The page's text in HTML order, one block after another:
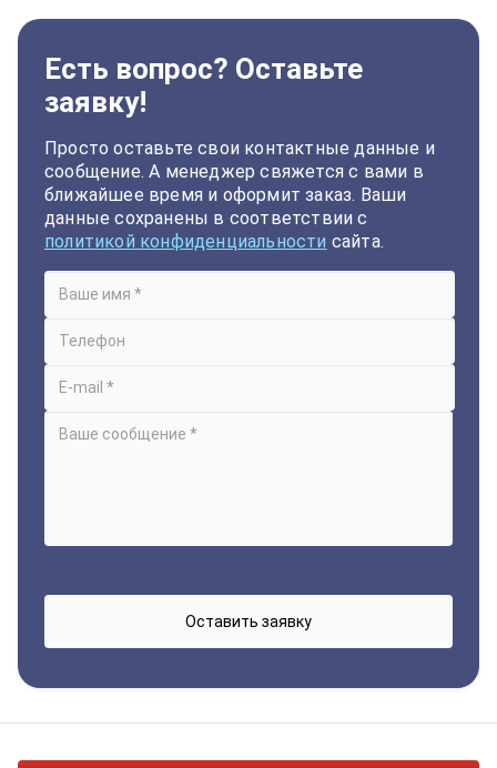
Есть вопрос? Оставьте
заявку!
Просто оставьте свои контактные данные и
сообщение. А менеджер свяжется с вами в
ближайшее время и оформит заказ. Ваши
данные сохранены в соответствии с
политикой конфиденциальности сайта.